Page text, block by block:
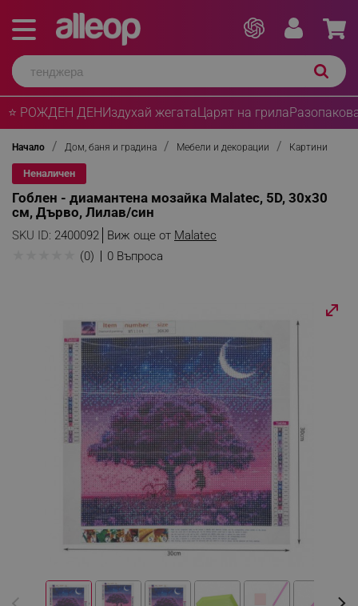
⭐ РОЖДЕН ДЕНИздухай жегатаЦарят на грила
Начало Дом, баня и градина Мебели и декорации Картини
Неналичен
Гоблен - диамантена мозайка Malatec, 5D, 30x30
см, Дърво, Лилав/син
SKU ID: 2400092 Виж още от Malatec
(0) 0 Въпроса